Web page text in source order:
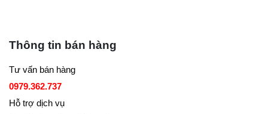
Thông tin bán hàng
Tư vấn bán hàng
0979.362.737
Hỗ trợ dịch vụ